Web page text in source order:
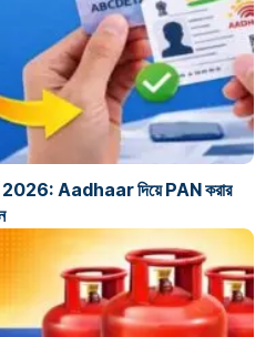
Aadhaar দিয়ে PAN করার